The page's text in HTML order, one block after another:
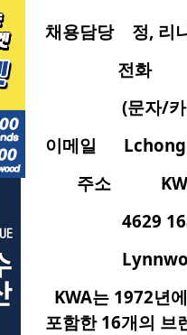
채용담당 정, 리
전화
(문자/카톡)
이메일
주소
4629
Lynnwood,
KWA는 1972년
포함한 16개의 브